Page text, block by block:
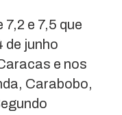
e 7,5 que
de junho
e nos
Carabobo,